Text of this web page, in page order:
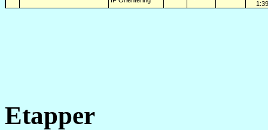
1:39
Etapper